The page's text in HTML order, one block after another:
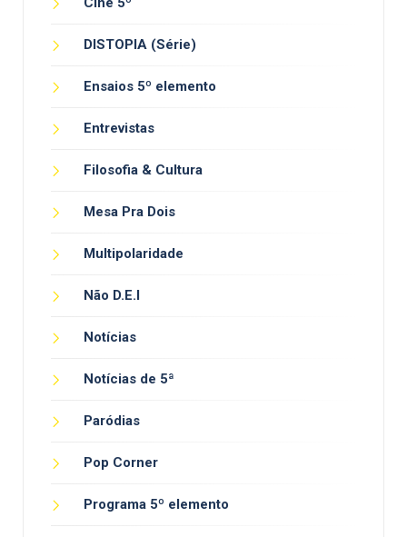
DISTOPIA (Série)
Ensaios 5º elemento
Entrevistas
Filosofia & Cultura
Mesa Pra Dois
Multipolaridade
Não D.E.I
Notícias
Notícias de 5ª
Paródias
Pop Corner
Programa 5º elemento